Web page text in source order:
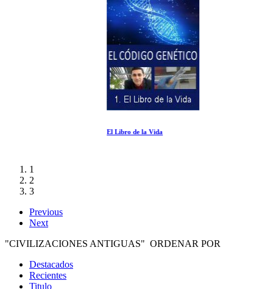
1
2
3
Previous
Next
"CIVILIZACIONES ANTIGUAS" ORDENAR POR
Destacados
Recientes
Titulo